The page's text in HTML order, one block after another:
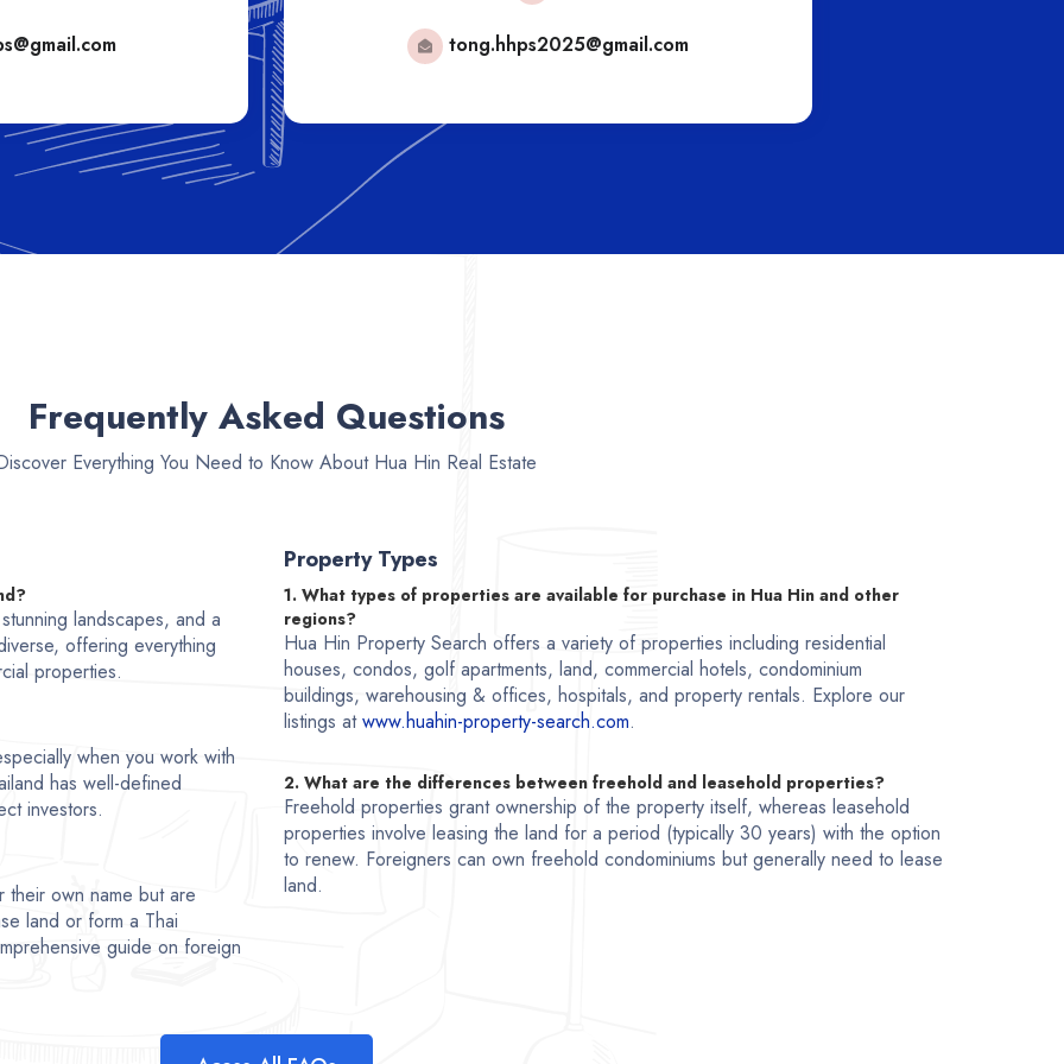
tong.hhps2025@gmail.com
Frequently Asked Questions
Everything You Need to Know About Hua Hin Real Estate
landscapes, and a
offering everything
properties.
when you work with
has well-defined
investors.
their own name but are
land or form a Thai
guide on foreign
Property Types
1. What types of properties are available for purchase in Hua Hin and other
regions?
Hua Hin Property Search offers a variety of properties including residential
houses, condos, golf apartments, land, commercial hotels, condominium
buildings, warehousing & offices, hospitals, and property rentals. Explore our
listings atwww.huahin-property-search.com.
2. What are the differences between freehold and leasehold properties?
Freehold properties grant ownership of the property itself, whereas leasehold
properties involve leasing the land for a period (typically 30 years) with the option
to renew. Foreigners can own freehold condominiums but generally need to lease
land.